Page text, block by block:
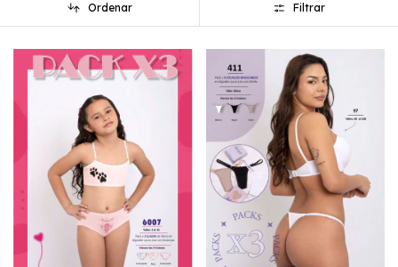
Ordenar Filtrar